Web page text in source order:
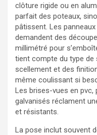
clôture rigide ou en
parfait des poteaux,
pâtissent. Les
demandent des
millimétré pour
tient compte du type de
scellement et des
même coulissant si
Les brises-vues en pvc,
galvanisés réclament
et résistants.
La pose inclut souvent